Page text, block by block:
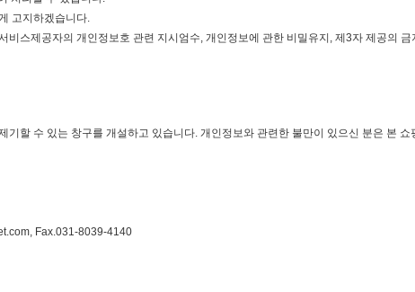
고지하겠습니다.
스제공자의 개인정보호 관련 지시엄수, 개인정보에 관한 비밀유지, 제3자 제공의
할 수 있는 창구를 개설하고 있습니다. 개인정보와 관련한 불만이 있으신 분은 본
Fax.031-8039-4140